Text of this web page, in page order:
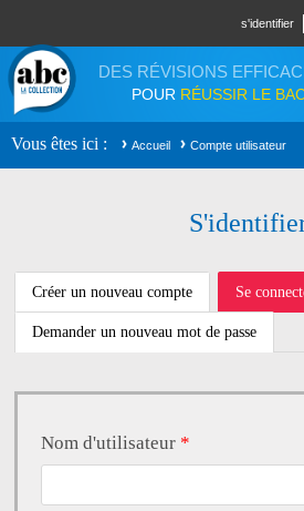
s'identifier
DES RÉVISIONS
POUR RÉUSSIR LE
Vous êtes ici Accueil Compte utilisateur
Créer un nouveau compte Se
Demander un nouveau mot de passe
Nom d'utilisateur *